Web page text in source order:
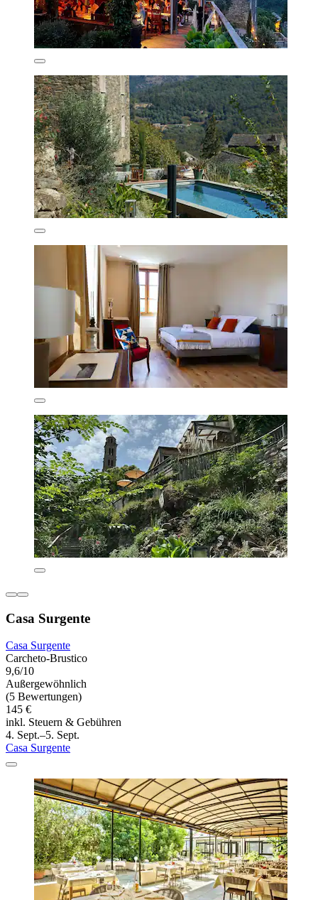
Casa Surgente
Casa Surgente
Carcheto-Brustico
9,6/10
Außergewöhnlich
(5 Bewertungen)
145 €
inkl. Steuern & Gebühren
4. Sept.–5. Sept.
Casa Surgente